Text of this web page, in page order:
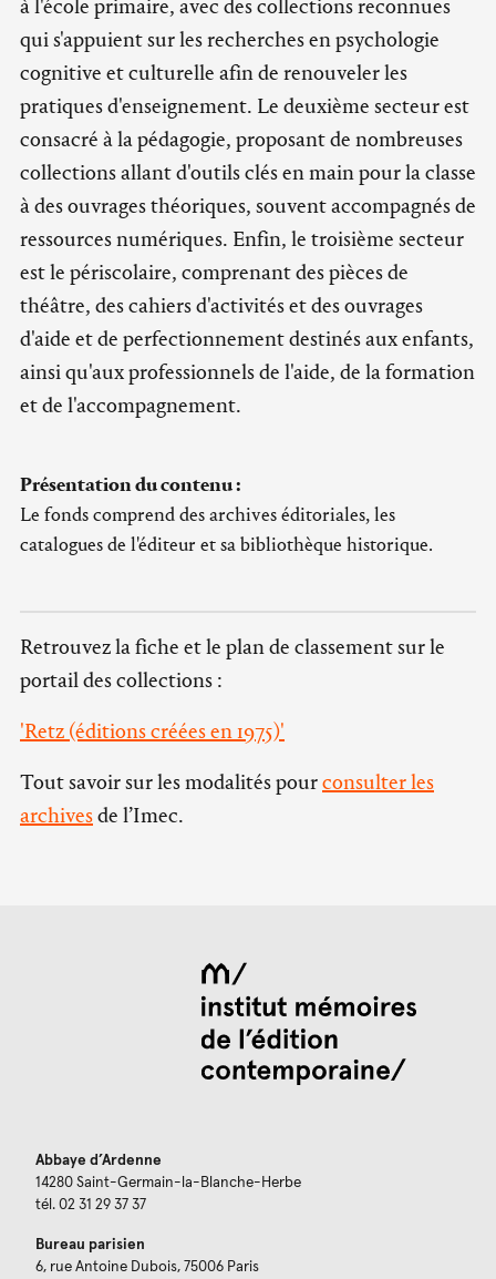
à l'école primaire, avec des collections reconnues
qui s'appuient sur les recherches en psychologie
cognitive et culturelle afin de renouveler les
pratiques d'enseignement. Le deuxième secteur est
consacré à la pédagogie, proposant de nombreuses
collections allant d'outils clés en main pour la classe
à des ouvrages théoriques, souvent accompagnés de
ressources numériques. Enfin, le troisième secteur
est le périscolaire, comprenant des pièces de
théâtre, des cahiers d'activités et des ouvrages
d'aide et de perfectionnement destinés aux enfants,
ainsi qu'aux professionnels de l'aide, de la formation
et de l'accompagnement.
Présentation du contenu :
Le fonds comprend des archives éditoriales, les
catalogues de l'éditeur et sa bibliothèque historique.
Retrouvez la fiche et le plan de classement sur le
portail des collections :
'Retz (éditions créées en 1975)'
Tout savoir sur les modalités pourconsulter les
archivesde l’Imec.
Abbaye d’Ardenne
14280 Saint-Germain-la-Blanche-Herbe
tél. 02 31 29 37 37
Bureau parisien
6, rue Antoine Dubois, 75006 Paris